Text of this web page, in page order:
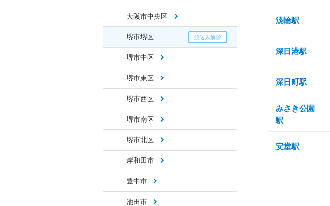
大阪市中央区
堺市堺区
堺市中区
堺市東区
堺市西区
堺市南区
堺市北区
岸和田市
豊中市
池田市
淡輪駅
深日港駅
深日町駅
みさき公園
駅
安堂駅